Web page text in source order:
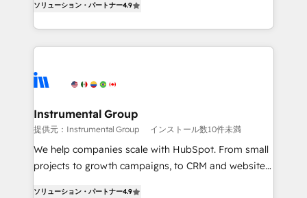
growing tech-enabler & facilitator, MakeWebBetter,
hands you the blend of HubSpot expertise &
eminent solutions & integrations. Trust us to
Elite Partners with 10+ years of HubSpot experience
Premier Partner 2023 🌟5 HubSpot Accreditations 🌟
Won HubSpot Theme Challenge 2021 🌟INBOUND’19
HubSpot Rising Star Why us? Harnessing the full
potential of the powerful HubSpot CRM. ✔️A team of
HubSpot experience ✔️Flexible pricing models —
ソリューション・パートナー4.9
Instrumental Group
提供元：Instrumental Group インストール数10件未満
We help companies scale with HubSpot. From small
projects to growth campaigns, to CRM and websites.
ソリューション・パートナー4.9